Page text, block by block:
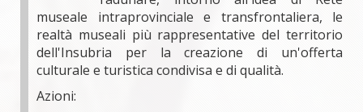
museale intraprovinciale e transfrontaliera, le
realtà museali più rappresentative del territorio
dell'Insubria per la creazione di un'offerta
culturale e turistica condivisa e di qualità.
Azioni: